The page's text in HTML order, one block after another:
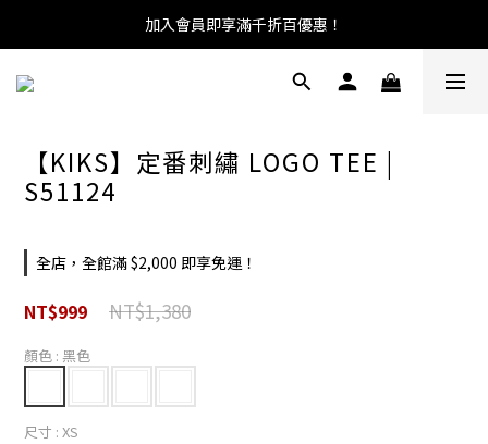
加入會員即享滿千折百優惠！
【KIKS】定番刺繡 LOGO TEE |
S51124
全店，全館滿 $2,000 即享免運！
NT$999 NT$1,380
顏色 : 黑色
尺寸 : XS